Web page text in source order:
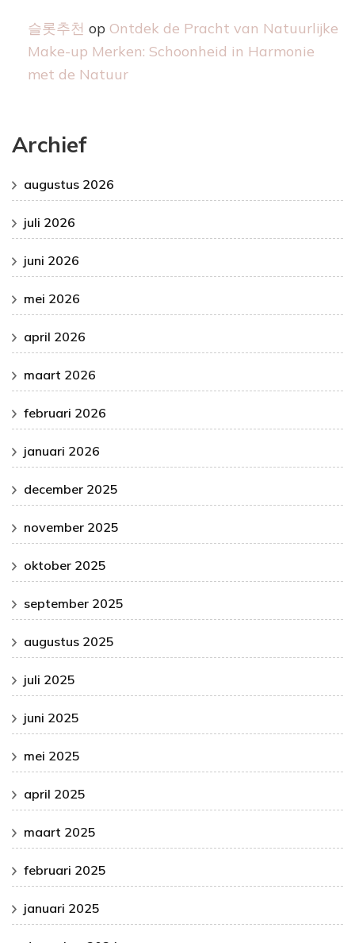
슬롯추천 op Ontdek de Pracht van Natuurlijke
Make-up Merken: Schoonheid in Harmonie
met de Natuur
Archief
augustus 2026
juli 2026
juni 2026
mei 2026
april 2026
maart 2026
februari 2026
januari 2026
december 2025
november 2025
oktober 2025
september 2025
augustus 2025
juli 2025
juni 2025
mei 2025
april 2025
maart 2025
februari 2025
januari 2025